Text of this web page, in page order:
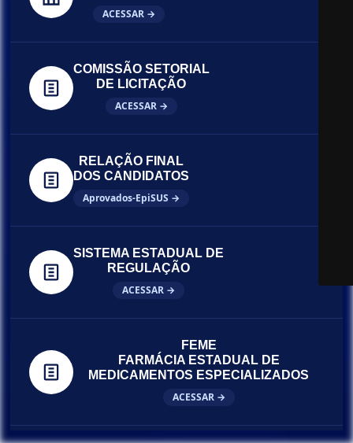
ACESSAR →
COMISSÃO SETORIAL
DE LICITAÇÃO
ACESSAR →
RELAÇÃO FINAL
DOS CANDIDATOS
Aprovados-EpiSUS →
SISTEMA ESTADUAL DE
REGULAÇÃO
ACESSAR →
FEME
FARMÁCIA ESTADUAL DE
MEDICAMENTOS ESPECIALIZADOS
ACESSAR →